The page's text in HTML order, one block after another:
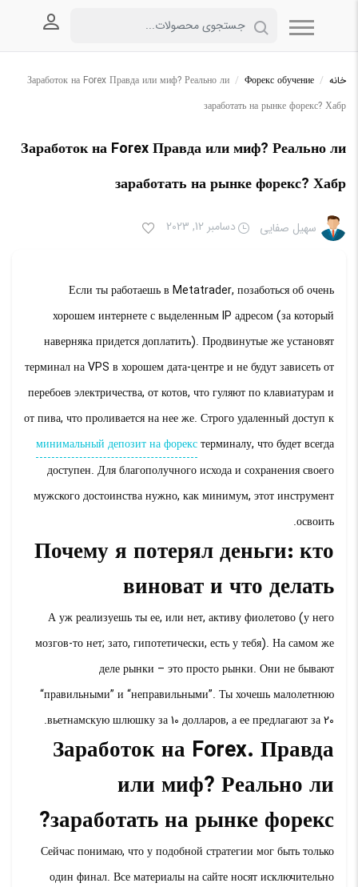
خانه /
Форекс обучение
/
Заработок на Forex Правда или миф? Реально ли
заработать на рынке форекс? Хабр
Заработок на Forex Правда или миф? Реально ли
заработать на рынке форекс? Хабр
سهیل صفایی دسامبر 12, 2023
Если ты работаешь в Metatrader, позаботься об очень
хорошем интернете с выделенным IP адресом (за который
наверняка придется доплатить). Продвинутые же установят
терминал на VPS в хорошем дата-центре и не будут зависеть от
перебоев электричества, от котов, что гуляют по клавиатурам и
от пива, что проливается на нее же. Строго удаленный доступ к
минимальный депозит на форекстерминалу, что будет всегда
доступен. Для благополучного исхода и сохранения своего
мужского достоинства нужно, как минимум, этот инструмент
освоить.
Почему я потерял деньги: кто
виноват и что делать
А уж реализуешь ты ее, или нет, активу фиолетово (у него
мозгов-то нет; зато, гипотетически, есть у тебя). На самом же
деле рынки – это просто рынки. Они не бывают
“правильными” и “неправильными”. Ты хочешь малолетнюю
вьетнамскую шлюшку за 10 долларов, а ее предлагают за 20.
Заработок на Forex. Правда
или миф? Реально ли
заработать на рынке форекс?
Сейчас понимаю, что у подобной стратегии мог быть только
один финал. Все материалы на сайте носят исключительно